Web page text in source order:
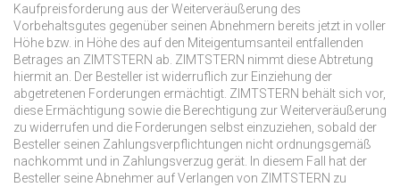
Kaufpreisforderung aus der Weiterveräußerung des
Vorbehaltsgutes gegenüber seinen Abnehmern bereits jetzt in voller
Höhe bzw. in Höhe des auf den Miteigentumsanteil entfallenden
Betrages an ZIMTSTERN ab. ZIMTSTERN nimmt diese Abtretung
hiermit an. Der Besteller ist widerruflich zur Einziehung der
abgetretenen Forderungen ermächtigt. ZIMTSTERN behält sich vor,
diese Ermächtigung sowie die Berechtigung zur Weiterveräußerung
zu widerrufen und die Forderungen selbst einzuziehen, sobald der
Besteller seinen Zahlungsverpflichtungen nicht ordnungsgemäß
nachkommt und in Zahlungsverzug gerät. In diesem Fall hat der
Besteller seine Abnehmer auf Verlangen von ZIMTSTERN zu